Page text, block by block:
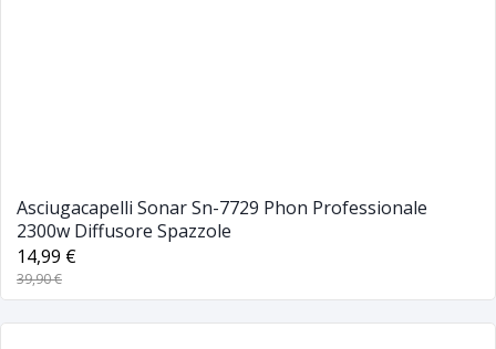
Asciugacapelli Sonar Sn-7729 Phon Professionale
2300w Diffusore Spazzole
14,99 €
39,90 €